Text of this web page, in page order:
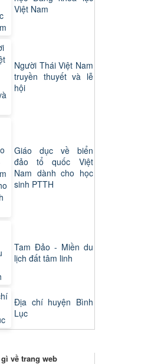
Việt Nam
Người Thái Việt Nam
truyền thuyết và lễ
hội
Giáo dục về biển
đảo tổ quốc Việt
Nam dành cho học
sinh PTTH
Tam Đảo - Miền du
lịch đất tâm linh
Địa chí huyện Bình
Lục
về trang web